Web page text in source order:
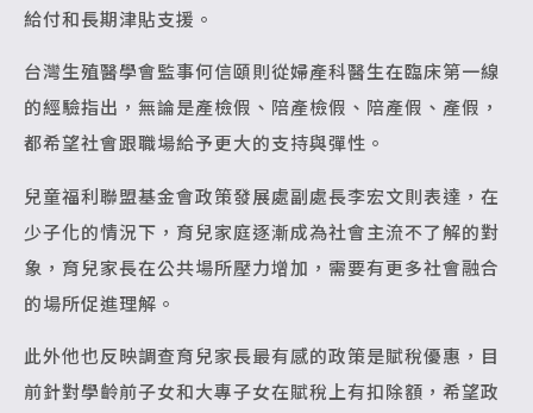
給付和長期津貼支援。
台灣生殖醫學會監事何信頤則從婦產科醫生在臨床第一線
的經驗指出，無論是產檢假、陪產檢假、陪產假、產假，
都希望社會跟職場給予更大的支持與彈性。
兒童福利聯盟基金會政策發展處副處長李宏文則表達，在
少子化的情況下，育兒家庭逐漸成為社會主流不了解的對
象，育兒家長在公共場所壓力增加，需要有更多社會融合
的場所促進理解。
此外他也反映調查育兒家長最有感的政策是賦稅優惠，目
前針對學齡前子女和大專子女在賦稅上有扣除額，希望政